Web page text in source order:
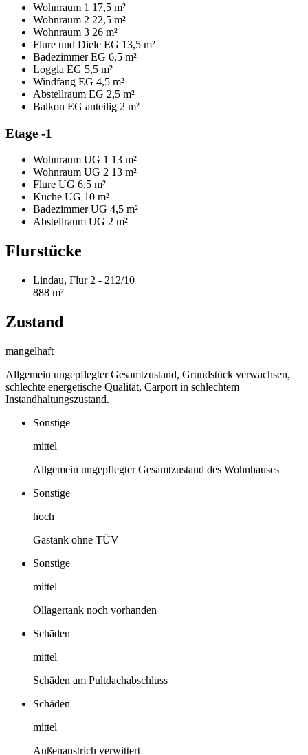
Wohnraum 1 17,5 m²
Wohnraum 2 22,5 m²
Wohnraum 3 26 m²
Flure und Diele EG 13,5 m²
Badezimmer EG 6,5 m²
Loggia EG 5,5 m²
Windfang EG 4,5 m²
Abstellraum EG 2,5 m²
Balkon EG anteilig 2 m²
Etage -1
Wohnraum UG 1 13 m²
Wohnraum UG 2 13 m²
Flure UG 6,5 m²
Küche UG 10 m²
Badezimmer UG 4,5 m²
Abstellraum UG 2 m²
Flurstücke
Lindau, Flur 2 - 212/10
888 m²
Zustand
mangelhaft
Allgemein ungepflegter Gesamtzustand, Grundstück verwachsen,
schlechte energetische Qualität, Carport in schlechtem
Instandhaltungszustand.
Sonstige
mittel
Allgemein ungepflegter Gesamtzustand des Wohnhauses
Sonstige
hoch
Gastank ohne TÜV
Sonstige
mittel
Öllagertank noch vorhanden
Schäden
mittel
Schäden am Pultdachabschluss
Schäden
mittel
Außenanstrich verwittert